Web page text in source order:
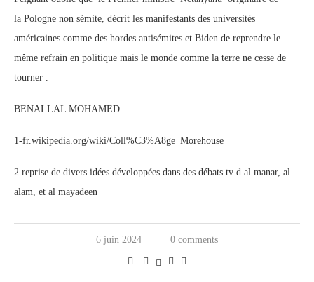
la Pologne non sémite, décrit les manifestants des universités
américaines comme des hordes antisémites et Biden de reprendre le
même refrain en politique mais le monde comme la terre ne cesse de
tourner .
BENALLAL MOHAMED
1-fr.wikipedia.org/wiki/Coll%C3%A8ge_Morehouse
2 reprise de divers idées développées dans des débats tv d al manar, al
alam, et al mayadeen
6 juin 2024 0 comments